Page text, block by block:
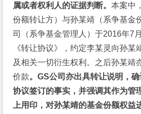
属或者权利人的证据判断。本案中
份额转让方）与孙某靖（系争基金
司（系争基金管理人）于2016年7
《转让协议》，约定李某灵向孙某
及相关一切衍生权利。之后孙某靖
价款。GS公司亦出具转让说明，
协议签订的事实，并强调其作为管
上用印，对孙某靖的基金份额权益